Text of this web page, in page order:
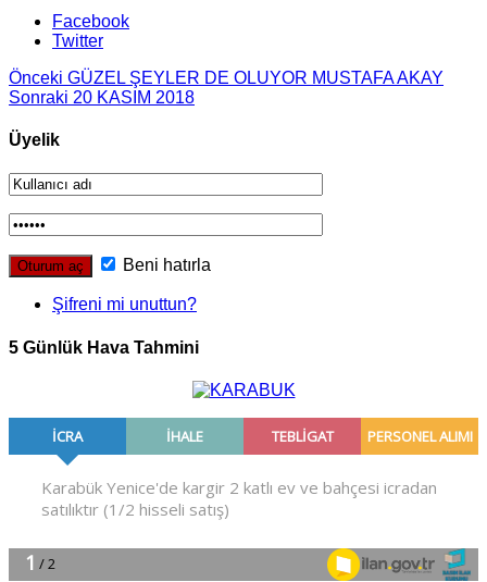
Facebook
Twitter
Önceki GÜZEL ŞEYLER DE OLUYOR MUSTAFA AKAY
Sonraki 20 KASIM 2018
Üyelik
Beni hatırla
Şifreni mi unuttun?
5 Günlük Hava Tahmini